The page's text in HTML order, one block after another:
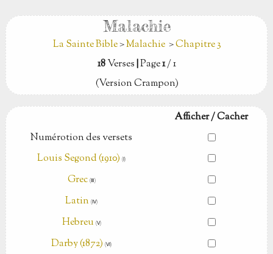
Malachie
La Sainte Bible>Malachie>Chapitre 3
18Verses|Page1/ 1
(Version Crampon)
Afficher / Cacher
Numérotion des versets
Louis Segond (1910) (Ⅰ)
Grec (Ⅲ)
Latin (Ⅳ)
Hebreu (Ⅴ)
Darby (1872) (Ⅵ)